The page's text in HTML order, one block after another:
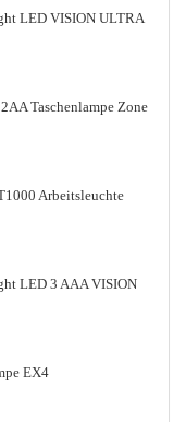
LED VISION ULTRA
Taschenlampe Zone
Arbeitsleuchte
LED 3 AAA VISION
EX4